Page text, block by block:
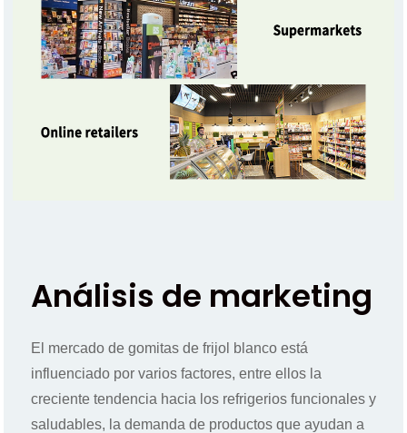
Análisis de marketing
El mercado de gomitas de frijol blanco está
influenciado por varios factores, entre ellos la
creciente tendencia hacia los refrigerios funcionales y
saludables, la demanda de productos que ayudan a